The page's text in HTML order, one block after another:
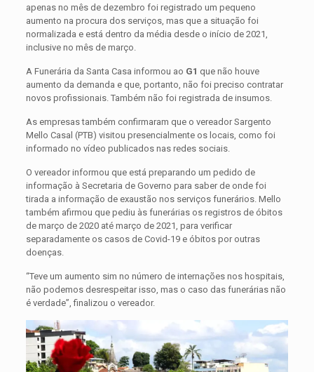
apenas no mês de dezembro foi registrado um pequeno
aumento na procura dos serviços, mas que a situação foi
normalizada e está dentro da média desde o início de 2021,
inclusive no mês de março.
A Funerária da Santa Casa informou ao G1 que não houve
aumento da demanda e que, portanto, não foi preciso contratar
novos profissionais. Também não foi registrada de insumos.
As empresas também confirmaram que o vereador Sargento
Mello Casal (PTB) visitou presencialmente os locais, como foi
informado no vídeo publicados nas redes sociais.
O vereador informou que está preparando um pedido de
informação à Secretaria de Governo para saber de onde foi
tirada a informação de exaustão nos serviços funerários. Mello
também afirmou que pediu às funerárias os registros de óbitos
de março de 2020 até março de 2021, para verificar
separadamente os casos de Covid-19 e óbitos por outras
doenças.
“Teve um aumento sim no número de internações nos hospitais,
não podemos desrespeitar isso, mas o caso das funerárias não
é verdade”, finalizou o vereador.